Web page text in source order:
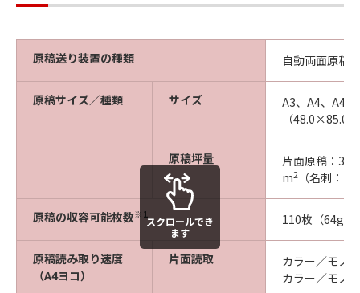
原稿送り装置の種類 自動両面原稿
原稿サイズ／種類 サイズ
A3、A4、A4R
（48.0×85.0
原稿坪量
片面原稿：38
m2 （名刺：
原稿の収容可能枚数※1 110枚（64g／
原稿読み取り速度
（A4ヨコ）
片面読取
カラー／モノ
カラー／モノ
スクロールでき
ます